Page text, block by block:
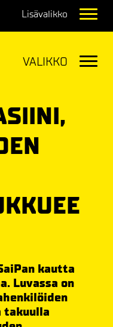
kautta
Luvassa on
takuulla